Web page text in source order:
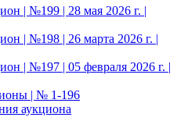
| №199 | 28 мая 2026 г. |
| №198 | 26 марта 2026 г. |
| №197 | 05 февраля 2026 г. |
| № 1-196
аукциона